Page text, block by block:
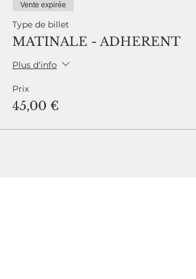
Vente expirée
Type de billet
MATINALE - ADHERENT
Plus d'info
Prix
45,00 €